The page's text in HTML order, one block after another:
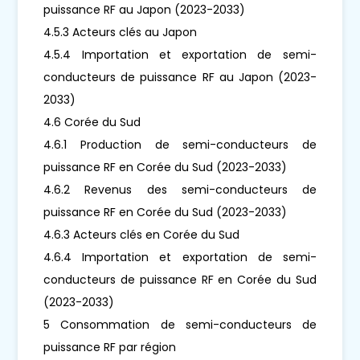
puissance RF au Japon (2023-2033)
4.5.3 Acteurs clés au Japon
4.5.4 Importation et exportation de semi-
conducteurs de puissance RF au Japon (2023-
2033)
4.6 Corée du Sud
4.6.1 Production de semi-conducteurs de
puissance RF en Corée du Sud (2023-2033)
4.6.2 Revenus des semi-conducteurs de
puissance RF en Corée du Sud (2023-2033)
4.6.3 Acteurs clés en Corée du Sud
4.6.4 Importation et exportation de semi-
conducteurs de puissance RF en Corée du Sud
(2023-2033)
5 Consommation de semi-conducteurs de
puissance RF par région